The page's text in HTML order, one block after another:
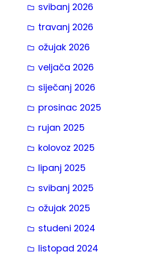
svibanj 2026
travanj 2026
ožujak 2026
veljača 2026
siječanj 2026
prosinac 2025
rujan 2025
kolovoz 2025
lipanj 2025
svibanj 2025
ožujak 2025
studeni 2024
listopad 2024